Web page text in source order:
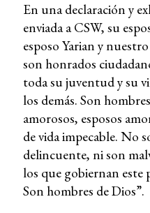
En una declaración y
enviada a CSW, su
esposo Yarian y
son honrados
toda su juventud y su
los demás. Son
amorosos, esposos
de vida impecable. No
delincuente, ni son
los que gobiernan este
Son hombres de Dios”.